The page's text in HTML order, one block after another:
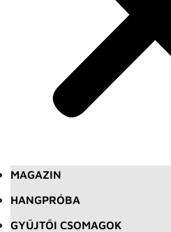
MAGAZIN
HANGPRÓBA
GYŰJTŐI CSOMAGOK